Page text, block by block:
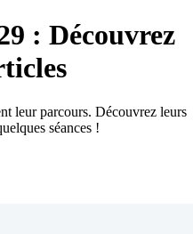
: Découvrez
leur parcours. Découvrez leurs
séances !